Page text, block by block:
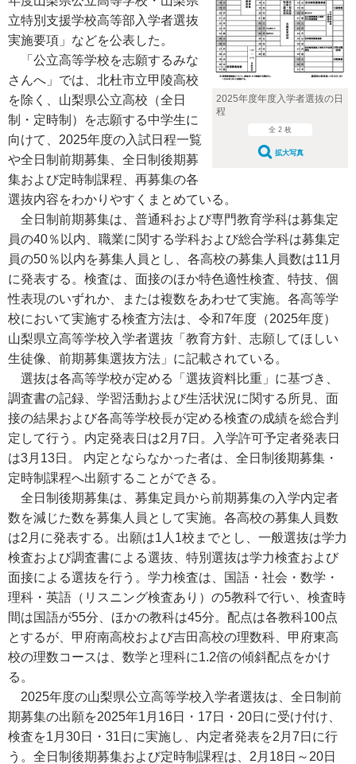
2025年度年度入学者選抜の日
程
全 2 枚
拡大写真
立特別支援学校高等部入学者選抜
実施要項」などを公表した。
「公立高等学校を志願するみな
さんへ」では、北杜市立甲陵高校
を除く、山梨県公立高校（全日
制・定時制）を志願する中学生に
向けて、2025年度の入試日程一覧
や全日制前期募集、全日制後期募
集および定時制課程、再募集の各
選抜内容をわかりやすくまとめている。
全日制前期募集は、普通科および専門教育学科は募集定
員の40％以内、職業に関する学科および総合学科は募集定
員の50％以内を募集人員とし、各高校の募集人員数は11月
に発表する。検査は、面接のほか特色適性検査、特技、個
性表現のいずれか、または複数をあわせて実施。各高等学
校において実施する検査方法は、令和7年度（2025年度）
山梨県立高等学校入学者選抜「教育方針、志願してほしい
生徒像、前期募集選抜方法」に記載されている。
選抜は各高等学校が定める「選抜資料比重」に基づき、
調査書の記録、学習活動および生活状況に関する所見、面
接の結果および各高等学校長が定める検査の成績を総合判
定して行う。内定発表日は2月7日。入学許可予定者発表日
は3月13日。 内定とならなかった者は、全日制後期募集・
定時制課程へ出願することができる。
全日制後期募集は、募集定員から前期募集の入学内定者
数を減じた数を募集人員として実施。各高校の募集人員数
は2月に発表する。出願は1人1校までとし、一般選抜は学力
検査および調査書による選抜、特別選抜は学力検査および
面接による選抜を行う。学力検査は、国語・社会・数学・
理科・英語（リスニング検査あり）の5教科で行い、検査時
間は国語が55分、ほかの教科は45分。配点は各教科100点
とするが、甲府南高校および吉田高校の理数科、甲府東高
校の理数コースは、数学と理科に1.2倍の傾斜配点をかけ
る。
2025年度の山梨県公立高等学校入学者選抜は、全日制前
期募集の出願を2025年1月16日・17日・20日に受け付け、
検査を1月30日・31日に実施し、内定者発表を2月7日に行
う。全日制後期募集および定時制課程は、2月18日～20日